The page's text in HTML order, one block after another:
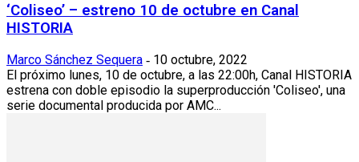
‘Coliseo’ – estreno 10 de octubre en Canal
HISTORIA
Marco Sánchez Sequera - 10 octubre, 2022
El próximo lunes, 10 de octubre, a las 22:00h, Canal HISTORIA
estrena con doble episodio la superproducción 'Coliseo', una
serie documental producida por AMC...